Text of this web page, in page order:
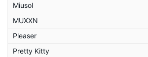
Miusol
MUXXN
Pleaser
Pretty Kitty